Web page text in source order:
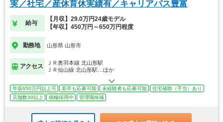
実／社宅／産休育休実績有／キャリアパス豊富
給与
【月収】29.0万円24歳モデル
【年収】450万円～650万円程度
勤務地 山形県 山形市
アクセス
ＪＲ奥羽本線 北山形駅
ＪＲ仙山線 北山形駅…ほか
年収650万円以上可 新卒も応募可能 未経験者も応募可能
住宅補助（手当）あり
店舗数30以上
積極採用中 管理職候補